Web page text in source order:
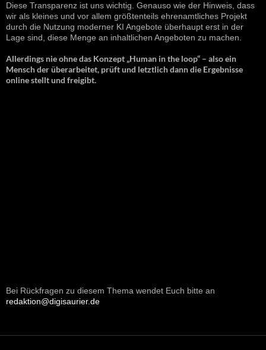
Diese Transparenz ist uns wichtig. Genauso wie der Hinweis, dass
wir als kleines und vor allem größtenteils ehrenamtliches Projekt
durch die Nutzung moderner KI Angebote überhaupt erst in der
Lage sind, diese Menge an inhaltlichen Angeboten zu machen.
Allerdings nie ohne das Konzept „Human in the loop“ – also ein
Mensch der überarbeitet, prüft und letztlich dann die Ergebnisse
online stellt und freigibt.
Bei Rückfragen zu diesem Thema wendet Euch bitte an
redaktion@digisaurier.de